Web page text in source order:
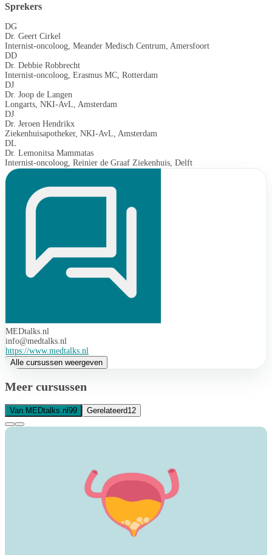
Sprekers
DG
Dr. Geert Cirkel
Internist-oncoloog, Meander Medisch Centrum, Amersfoort
DD
Dr. Debbie Robbrecht
Internist-oncoloog, Erasmus MC, Rotterdam
DJ
Dr. Joop de Langen
Longarts, NKI-AvL, Amsterdam
DJ
Dr. Jeroen Hendrikx
Ziekenhuisapotheker, NKI-AvL, Amsterdam
DL
Dr. Lemonitsa Mammatas
Internist-oncoloog, Reinier de Graaf Ziekenhuis, Delft
MEDtalks.nl
info@medtalks.nl
https://www.medtalks.nl
Alle cursussen weergeven
Meer cursussen
Van MEDtalks.nl99 Gerelateerd12